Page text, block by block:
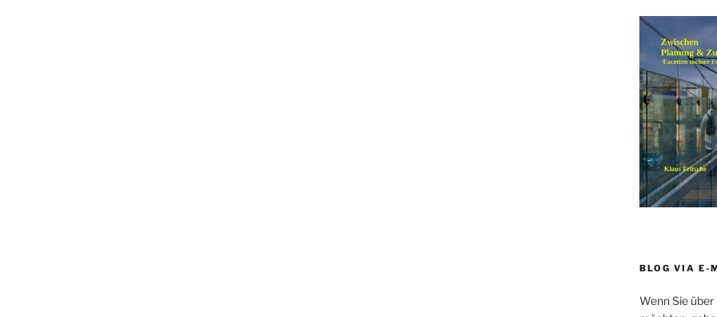
BLOG VIA E-
Wenn Sie